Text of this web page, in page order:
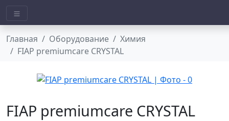
Главная Оборудование
Химия
FIAP premiumcare CRYSTAL
FIAP premiumcare CRYSTAL